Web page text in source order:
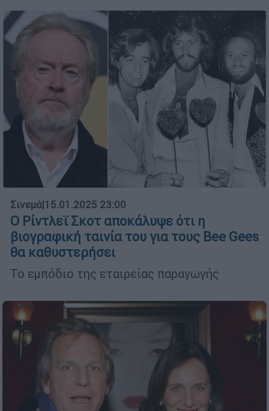
Σινεμά|15.01.2025 23:00
Ο Ρίντλεϊ Σκοτ αποκάλυψε ότι η
βιογραφική ταινία του για τους Bee Gees
θα καθυστερήσει
Το εμπόδιο της εταιρείας παραγωγής